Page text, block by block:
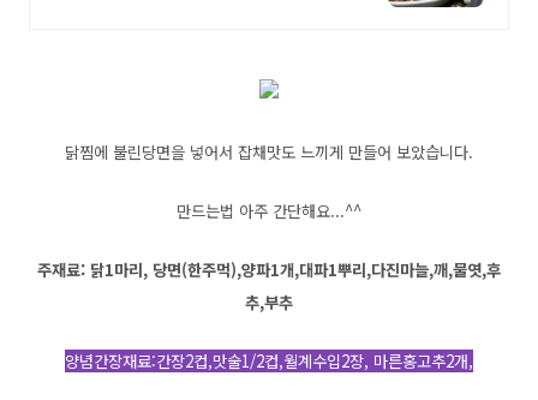
닭찜에 불린당면을 넣어서 잡채맛도 느끼게 만들어 보았습니다.
만드는법 아주 간단해요...^^
주재료: 닭1마리, 당면(한주먹),양파1개,대파1뿌리,다진마늘,깨,물엿,후
추,부추
양념간장재료:간장2컵,맛술1/2컵,월계수입2장, 마른홍고추2개,